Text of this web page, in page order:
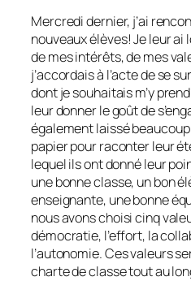
Mercredi dernier, j’ai
nouveaux élèves! Je leur
de mes intérêts, de mes
j’accordais à l’acte de se
dont je souhaitais m’y
leur donner le goût de
également laissé
papier pour raconter leur
lequel ils ont donné leur
une bonne classe, un bon
enseignante, une bonne
nous avons choisi cinq
démocratie, l’effort, la
l’autonomie. Ces valeurs
charte de classe tout au